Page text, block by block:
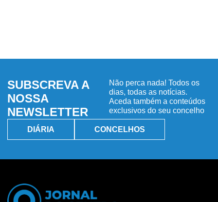
SUBSCREVA A
NOSSA
NEWSLETTER
Não perca nada! Todos os
dias, todas as notícias.
Aceda também a conteúdos
exclusivos do seu concelho
DIÁRIA CONCELHOS